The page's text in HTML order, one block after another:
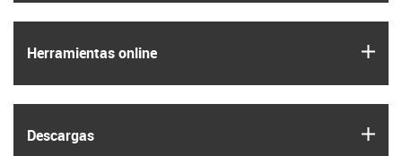
Herramientas online
Descargas